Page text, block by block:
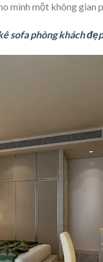
mình một không gian
sofa phòng khách